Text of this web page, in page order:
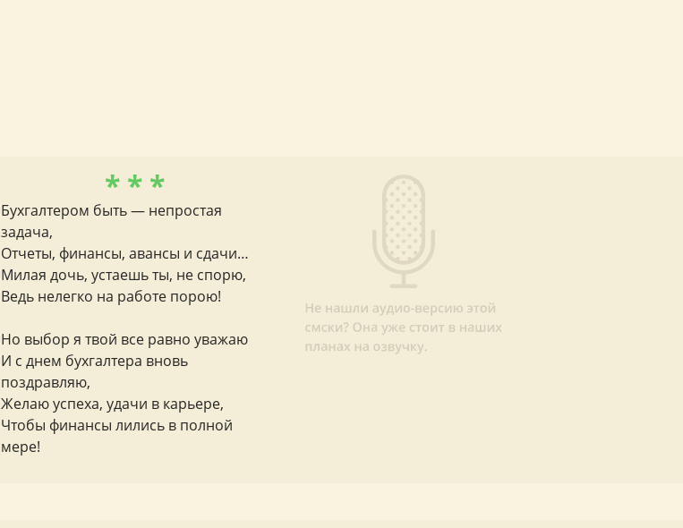
* * *
Бухгалтером быть — непростая
задача,
Отчеты, финансы, авансы и сдачи…
Милая дочь, устаешь ты, не спорю,
Ведь нелегко на работе порою!
Но выбор я твой все равно уважаю
И с днем бухгалтера вновь
поздравляю,
Желаю успеха, удачи в карьере,
Чтобы финансы лились в полной
мере!